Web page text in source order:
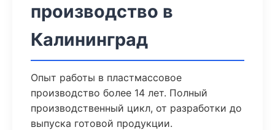
производство в
Калининград
Опыт работы в пластмассовое
производство более 14 лет. Полный
производственный цикл, от разработки до
выпуска готовой продукции.